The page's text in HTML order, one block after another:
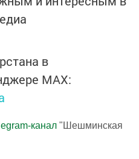
в
MАХ:
канал "Шешминская